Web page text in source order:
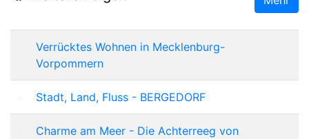
Verrücktes Wohnen in Mecklenburg-
Vorpommern
Stadt, Land, Fluss - BERGEDORF
Charme am Meer - Die Achterreeg von